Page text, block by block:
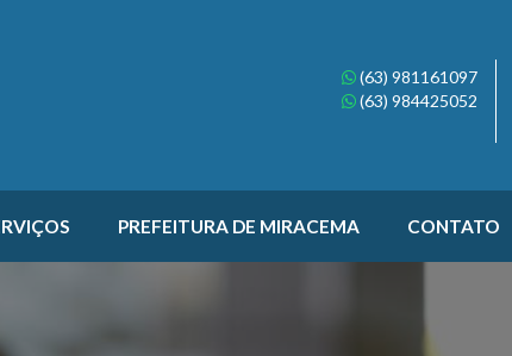
(63) 981161097
(63) 984425052
PREFEITURA DE MIRACEMA CONTATO